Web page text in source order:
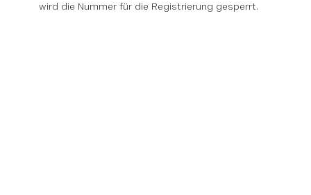
wird die Nummer für die Registrierung gesperrt.